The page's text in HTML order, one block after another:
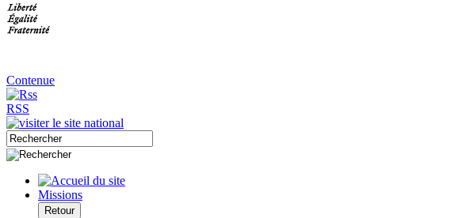
Contenue
RSS
Missions
Retour